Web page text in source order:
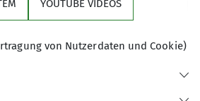
YOUTUBE VIDEOS
von Nutzerdaten und Cookie)